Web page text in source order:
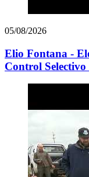
05/08/2026
Elio Fontana -
Control Selectivo